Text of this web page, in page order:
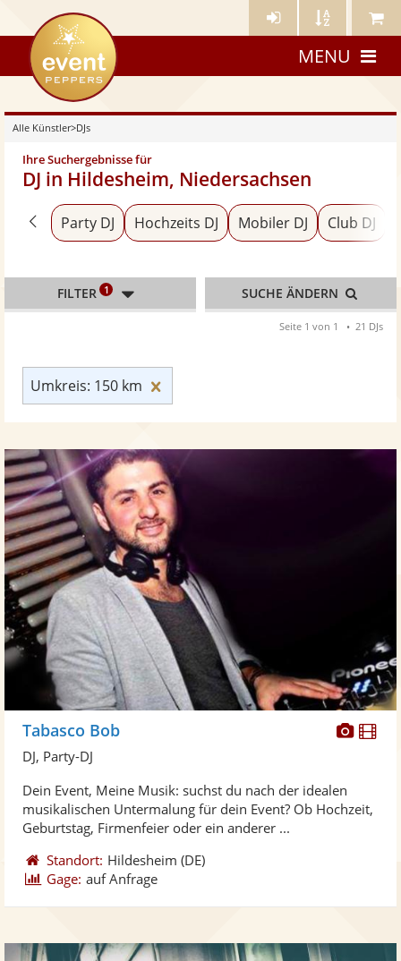
Künstler- Künstler Meine
eventpeppers
MENU
Alle Künstler>DJs
Ihre Suchergebnisse für
DJ in Hildesheim, Niedersachsen
Zurück zu «Alle Künstler»
Party DJ Hochzeits DJ Mobiler DJ Club DJ
Umkreis: 150 km
FILTER 1 SUCHE ÄNDERN
Seite 1 von 1 21 DJs
Tabasco Bob
DJ, Party-DJ
Dein Event, Meine Musik: suchst du nach der idealen
musikalischen Untermalung für dein Event? Ob Hochzeit,
Geburtstag, Firmenfeier oder ein anderer ...
Standort: Hildesheim (DE)
Gage: auf Anfrage